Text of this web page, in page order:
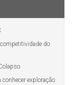
do
exploração